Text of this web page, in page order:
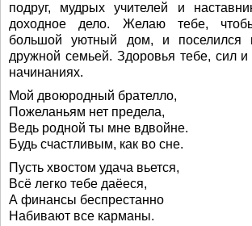
подруг, мудрых учителей и
доходное дело. Желаю тебе,
большой уютный дом, и
дружной семьей. Здоровья тебе, сил и
начинаниях.
Мой двоюродный брателло,
Пожеланьям нет предела,
Ведь родной ты мне вдвойне.
Будь счастливым, как во сне.
Пусть хвостом удача вьется,
Всё легко тебе даёеся,
А финансы беспрестанно
Набивают все карманы.